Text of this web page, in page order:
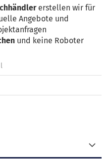
erstellen wir für
Angebote und
und keine Roboter